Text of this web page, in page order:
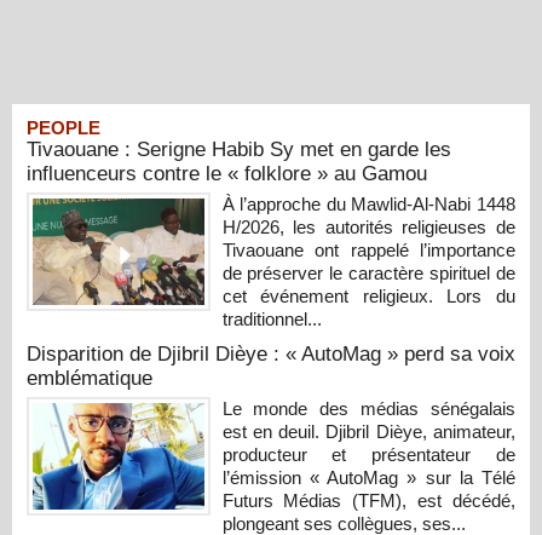
PEOPLE
Tivaouane : Serigne Habib Sy met en garde les
influenceurs contre le « folklore » au Gamou
À l’approche du Mawlid-Al-Nabi 1448
H/2026, les autorités religieuses de
Tivaouane ont rappelé l’importance
de préserver le caractère spirituel de
cet événement religieux. Lors du
traditionnel...
Disparition de Djibril Dièye : « AutoMag » perd sa voix
emblématique
Le monde des médias sénégalais
est en deuil. Djibril Dièye, animateur,
producteur et présentateur de
l’émission « AutoMag » sur la Télé
Futurs Médias (TFM), est décédé,
plongeant ses collègues, ses...